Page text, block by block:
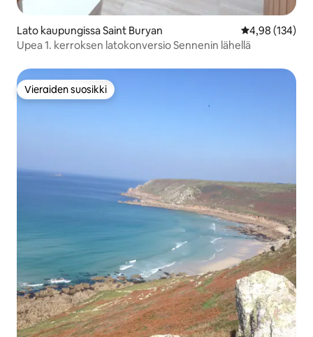
Lato kaupungissa Saint Buryan
4,98 (134)
Upea 1. kerroksen latokonversio Sennenin lähellä
Vieraiden suosikki
Vieraiden suosikki